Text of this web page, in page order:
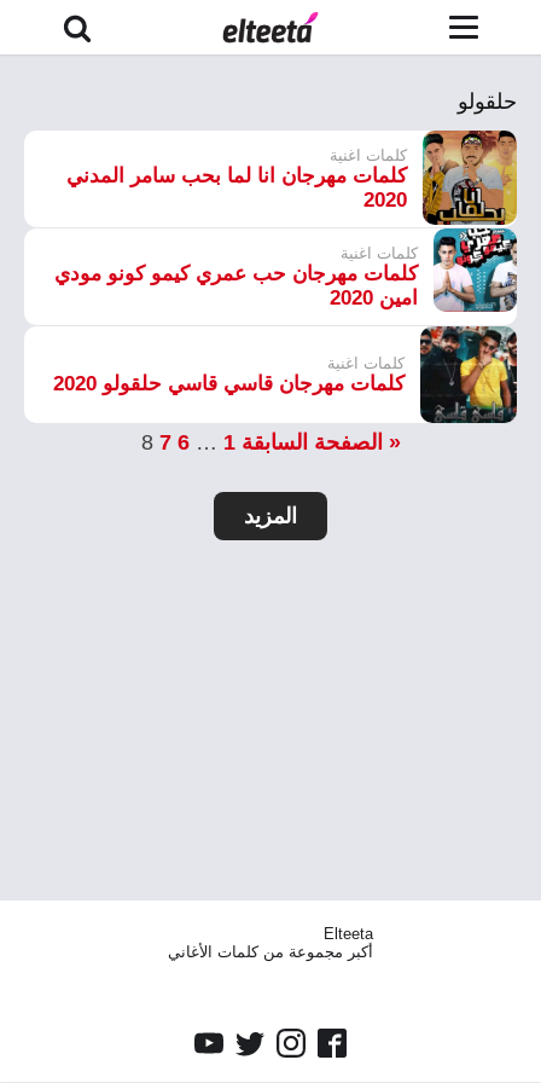
حلقولو
كلمات اغنية
كلمات مهرجان انا لما بحب سامر المدني
2020
كلمات اغنية
كلمات مهرجان حب عمري كيمو كونو مودي
امين 2020
كلمات اغنية
كلمات مهرجان قاسي قاسي حلقولو 2020
« الصفحة السابقة 1
…
6
7
8
المزيد
Elteeta
أكبر مجموعة من كلمات الأغاني